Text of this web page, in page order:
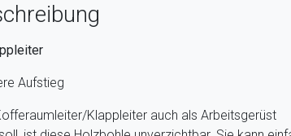
Aufstieg
Klappleiter auch als Arbeitsgerüst